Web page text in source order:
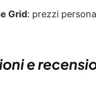
Grid: prezzi
e